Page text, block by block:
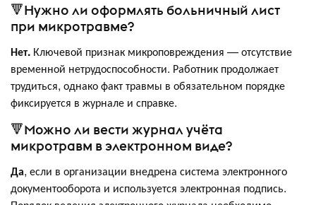
🔻Нужно ли оформлять больничный лист
при микротравме?
Нет. Ключевой признак микроповреждения — отсутствие
временной нетрудоспособности. Работник продолжает
трудиться, однако факт травмы в обязательном порядке
фиксируется в журнале и справке.
🔻Можно ли вести журнал учёта
микротравм в электронном виде?
Да, если в организации внедрена система электронного
документооборота и используется электронная подпись.